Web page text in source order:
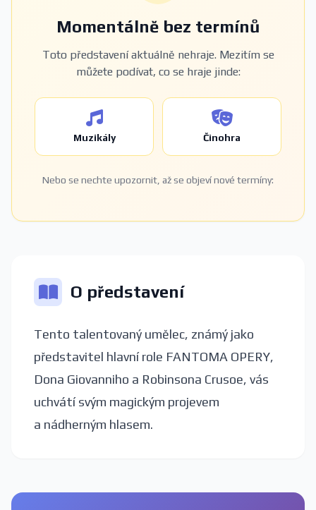
Momentálně bez termínů
Toto představení aktuálně nehraje. Mezitím se
můžete podívat, co se hraje jinde:
Muzikály Činohra
Nebo se nechte upozornit, až se objeví nové termíny:
O představení
Tento talentovaný umělec, známý jako
představitel hlavní role FANTOMA OPERY,
Dona Giovanniho a Robinsona Crusoe, vás
uchvátí svým magickým projevem
a nádherným hlasem.